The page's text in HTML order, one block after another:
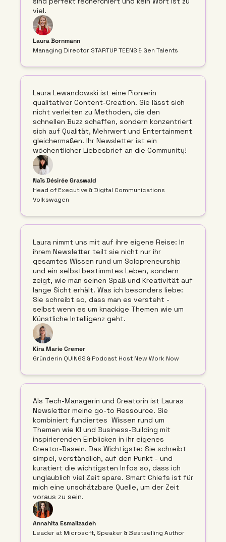
viel.
Laura Bornmann
Managing Director STARTUP TEENS & Gen Talents
Laura Lewandowski ist eine Pionierin
qualitativer Content-Creation. Sie lässt sich
nicht verleiten zu Methoden, die den
schnellen Buzz schaffen, sondern konzentriert
sich auf Qualität, Mehrwert und Entertainment
gleichermaßen. Ihr Newsletter ist ein
wöchentlicher Liebesbrief an die Community!
Naïs Désirée Graswald
Head of Executive & Digital Communications
Volkswagen
Laura nimmt uns mit auf ihre eigene Reise: In
ihrem Newsletter teilt sie nicht nur ihr
gesamtes Wissen rund um Solopreneurship
und ein selbstbestimmtes Leben, sondern
zeigt, wie man seinen Spaß und Kreativität auf
lange Sicht erhält. Was ich besonders liebe:
Sie schreibt so, dass man es versteht -
selbst wenn es um knackige Themen wie um
Künstliche Intelligenz geht.
Kira Marie Cremer
Gründerin QUINGS & Podcast Host New Work Now
Als Tech-Managerin und Creatorin ist Lauras
Newsletter meine go-to Ressource. Sie
kombiniert fundiertes  Wissen rund um
Themen wie KI und Business-Building mit
inspirierenden Einblicken in ihr eigenes
Creator-Dasein. Das Wichtigste: Sie schreibt
simpel, verständlich, auf den Punkt - und
kuratiert die wichtigsten Infos so, dass ich
unglaublich viel Zeit spare. Smart Chiefs ist für
mich eine unschätzbare Quelle, um der Zeit
voraus zu sein.
Annahita Esmailzadeh
Leader at Microsoft, Speaker & Bestselling Author